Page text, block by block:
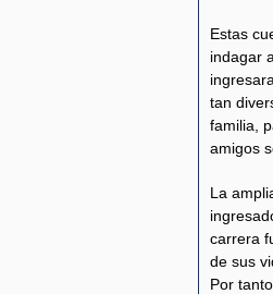
Estas
indagar
tan
familia,
amigos
La
carrera
de sus
Por